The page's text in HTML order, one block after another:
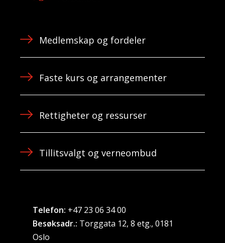
Medlemskap og fordeler
Faste kurs og arrangementer
Rettigheter og ressurser
Tillitsvalgt og verneombud
Telefon: +47 23 06 34 00
Besøksadr.: Torggata 12, 8 etg., 0181
Oslo